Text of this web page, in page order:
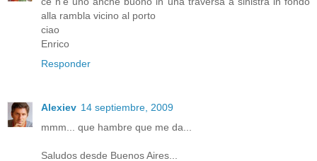
alla rambla vicino al porto
ciao
Enrico
Responder
Alexiev 14 septiembre, 2009
mmm... que hambre que me da...
Saludos desde Buenos Aires...